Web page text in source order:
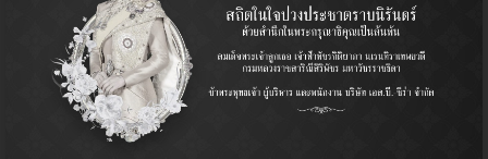
CE-1541
Tie Rod End / ลูกหมากคันชัก
Ford / ฟอร์ด, Mazda / มาสด้า
RANGER 2002- (4WD),
ลูกหมากคันชักสั้น